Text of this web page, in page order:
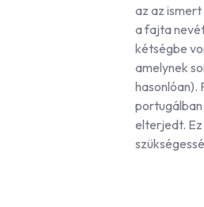
az az
a fajta
kétségbe
amelynek
hasonlóan).
portugálban
elterjedt. Ez